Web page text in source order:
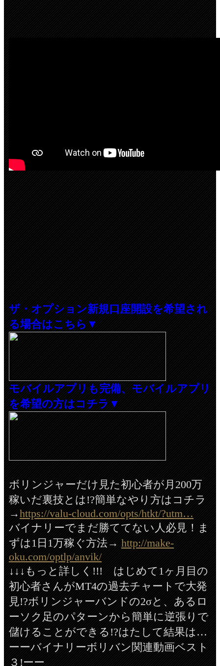
ザ・オプション新規口座開設を希望され
る場合はこちら▼
モバイルアプリも完備、モバイルアプリ
を希望の方はコチラ▼
ボリンジャーだけ見た初心者が月200万
稼いだ裏技とは!?簡単なやり方はコチラ
→https://valu-cloud.com/opts/htkt/?utm…
バイナリーでまだ勝ててない人必見！ま
ずは1日1万稼ぐ方法→http://make-
oku.com/optlp/anvik/
↓↓↓もっと詳しく!!! はじめて1ヶ月目の
初心者さんがMT4の過去チャートで大発
見!?ボリンジャーバンドの2σと、あるロ
ーソク足のパターンから簡単に逆張りで
儲けることができる!?はたして結果は…
ーーバイナリーボリバン関連動画ベスト
３!ーー